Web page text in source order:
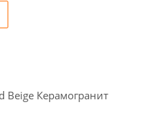
Beige Керамогранит